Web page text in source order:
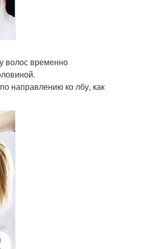
волос временно
направлению ко лбу, как